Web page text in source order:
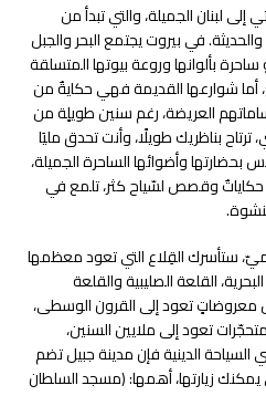
لبنان الجميلة، والتي تبدأ من
في بيروت يجتمع البحر والجبل
بألوانها وروعة بيوتها المتسلقة
أما شوارعها القديمة فهي حكايةٌ من
العريضة، رغم سنين طويلٍة من
بناظريك طويلًا، وأنت تحدق مليَا
بحضارتها وأضوائها الساحرة الجميلة،
وقصص لسّياح كثر، تلمع في
ستأسرك القِلاع التي تعود معظمها
القلعة الصليبية والقلعة
تعود إلى القرون الوسطى،
تعود إلى ملايين السنين،
الدينية فإن مدينة جبيل تضم
زيارتها، أهمها: (مسجد السلطان